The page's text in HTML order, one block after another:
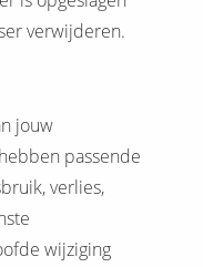
verwijderen.
jouw
passende
verlies,
wijziging